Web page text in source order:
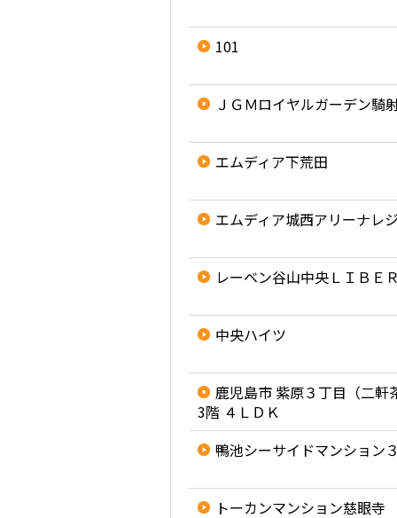
101
ＪＧＭロイヤルガーデン騎
エムディア下荒田
エムディア城西アリーナレ
レーベン谷山中央ＬＩＢＥ
中央ハイツ
鹿児島市 紫原３丁目（二軒
3階 ４ＬＤＫ
鴨池シーサイドマンション
トーカンマンション慈眼寺